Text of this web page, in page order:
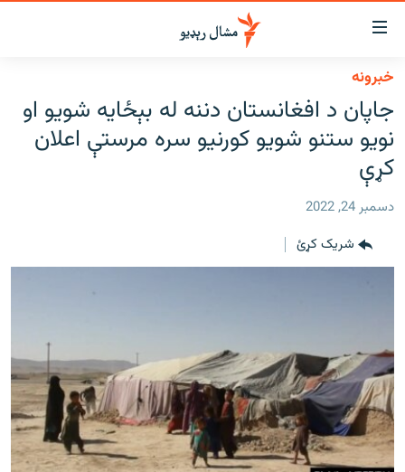
د
لاسرسي
ځای
عمومي
پاڼې
موضوع
ته
لاړ
عمومي
شئ
لټون
ته
ورشئ
کور
لنډ خبرونه
پښتونخوا او قبایل
بلوچستان
افغانستان
انځور او ویډیو
اوونیزې خپرونې
۱۴ ساعته راډیويي خپرونې
خبرونه
جاپان د افغانستان دننه له بېځایه شویو او
نویو ستنو شویو کورنیو سره مرستې اعلان
کړې
دسمبر 24, 2022
شریک کړئ